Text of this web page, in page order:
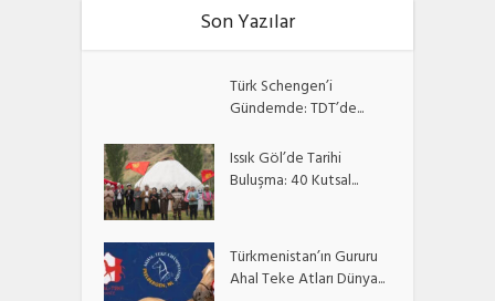
Son Yazılar
Türk Schengen’i
Gündemde: TDT’de...
Issık Göl’de Tarihi
Buluşma: 40 Kutsal...
Türkmenistan’ın Gururu
Ahal Teke Atları Dünya...